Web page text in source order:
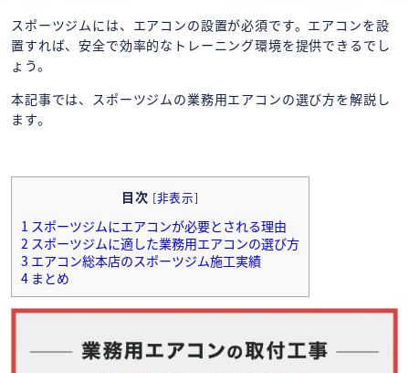
スポーツジムには、エアコンの設置が必須です。エアコンを設
置すれば、安全で効率的なトレーニング環境を提供できるでし
ょう。
本記事では、スポーツジムの業務用エアコンの選び方を解説し
ます。
目次 [非表示]
1 スポーツジムにエアコンが必要とされる理由
2 スポーツジムに適した業務用エアコンの選び方
3 エアコン総本店のスポーツジム施工実績
4 まとめ